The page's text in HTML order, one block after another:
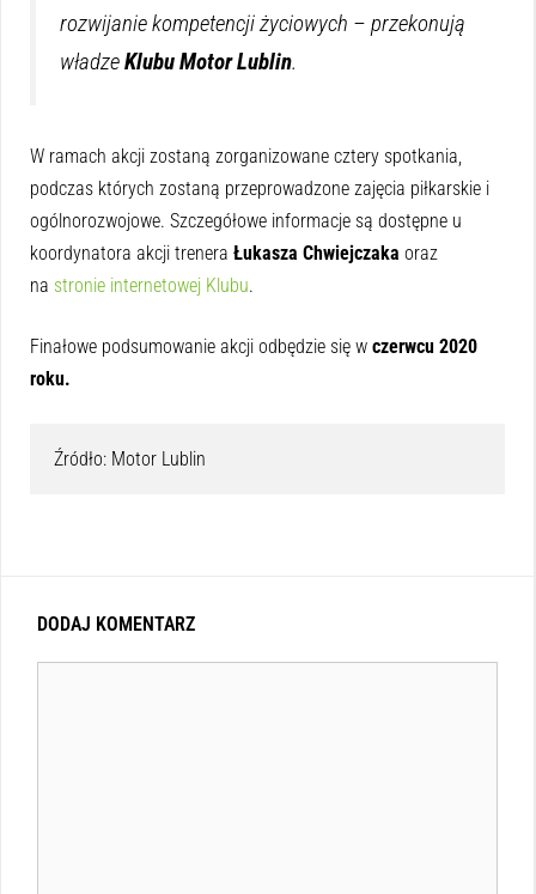
rozwijanie kompetencji życiowych – przekonują
władzeKlubu Motor Lublin.
W ramach akcji zostaną zorganizowane cztery spotkania,
podczas których zostaną przeprowadzone zajęcia piłkarskie i
ogólnorozwojowe. Szczegółowe informacje są dostępne u
koordynatora akcji trenera Łukasza Chwiejczaka oraz
na stronie internetowej Klubu.
Finałowe podsumowanie akcji odbędzie się w czerwcu 2020
roku.
Źródło: Motor Lublin
DODAJ KOMENTARZ